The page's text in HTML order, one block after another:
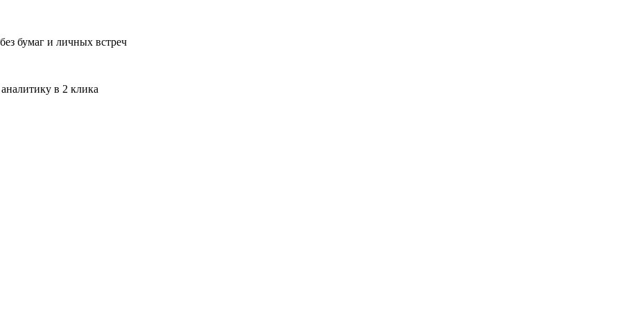
бумаг и личных встреч
в 2 клика